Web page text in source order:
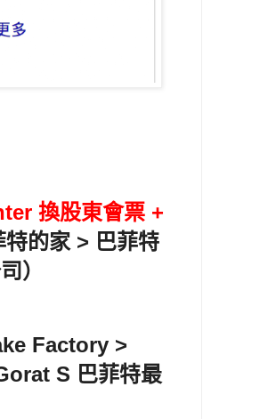
換股東會票 +
特的家 > 巴菲特
）
Factory >
S 巴菲特最